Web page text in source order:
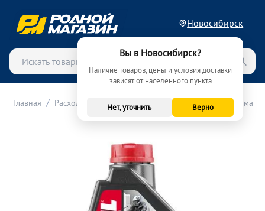
Новосибирск
Вы в Новосибирск?
Наличие товаров, цены и условия доставки
зависят от населенного пункта
Нет, уточнить Верно
Главная / Расходные материалы (ТО) Масла / Моторные масла